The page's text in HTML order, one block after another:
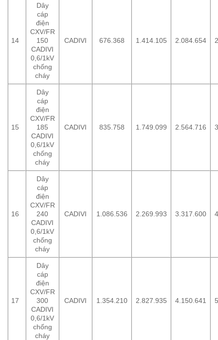
14
Dây
cáp
điện
CXV/FR
150
CADIVI
0,6/1kV
chống
cháy
CADIVI 676.368 1.414.105 2.084.654
15
Dây
cáp
điện
CXV/FR
185
CADIVI
0,6/1kV
chống
cháy
CADIVI 835.758 1.749.099 2.564.716
16
Dây
cáp
điện
CXV/FR
240
CADIVI
0,6/1kV
chống
cháy
CADIVI 1.086.536 2.269.993 3.317.600
17
Dây
cáp
điện
CXV/FR
300
CADIVI
0,6/1kV
chống
cháy
CADIVI 1.354.210 2.827.935 4.150.641